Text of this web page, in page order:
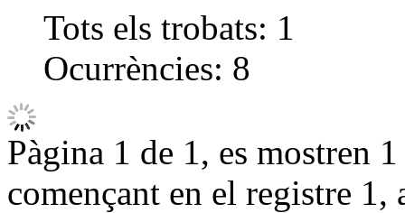
Tots els trobats: 1
Ocurrències: 8
Pàgina 1 de 1, es mostren
començant en el registre 1,